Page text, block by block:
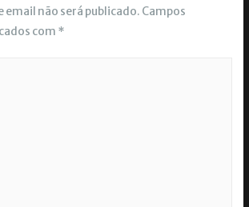
email não será publicado. Campos
com *